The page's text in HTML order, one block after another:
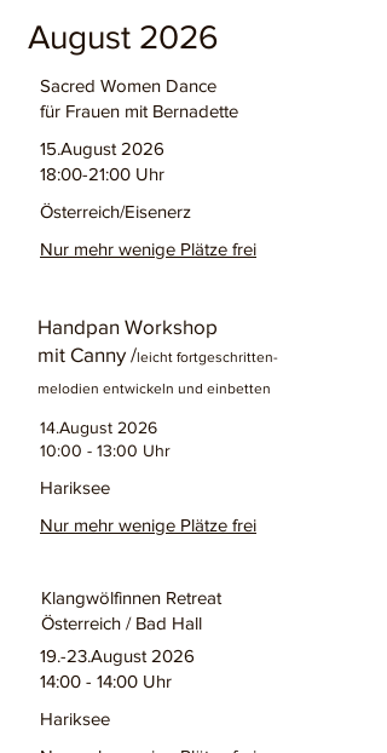
August 2026
Sacred Women Dance
für Frauen mit Bernadette
15.August 2026
18:00-21:00 Uhr
Österreich/Eisenerz
Nur mehr wenige Plätze frei
Handpan Workshop
mit Canny /leicht fortgeschritten-
melodien entwickeln und einbetten
14.August 2026
10:00 - 13:00 Uhr
Hariksee
Nur mehr wenige Plätze frei
Klangwölfinnen Retreat
Österreich / Bad Hall
19.-23.August 2026
14:00 - 14:00 Uhr
Hariksee